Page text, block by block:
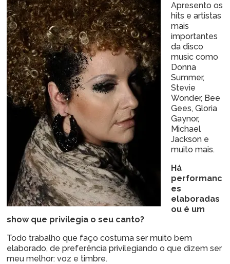
Apresento os
hits e artistas
mais
importantes
da disco
music como
Donna
Summer,
Stevie
Wonder, Bee
Gees, Gloria
Gaynor,
Michael
Jackson e
muito mais.
Há
performanc
es
elaboradas
ou é um
show que privilegia o seu canto?
Todo trabalho que faço costuma ser muito bem
elaborado, de preferência privilegiando o que dizem ser
meu melhor: voz e timbre.